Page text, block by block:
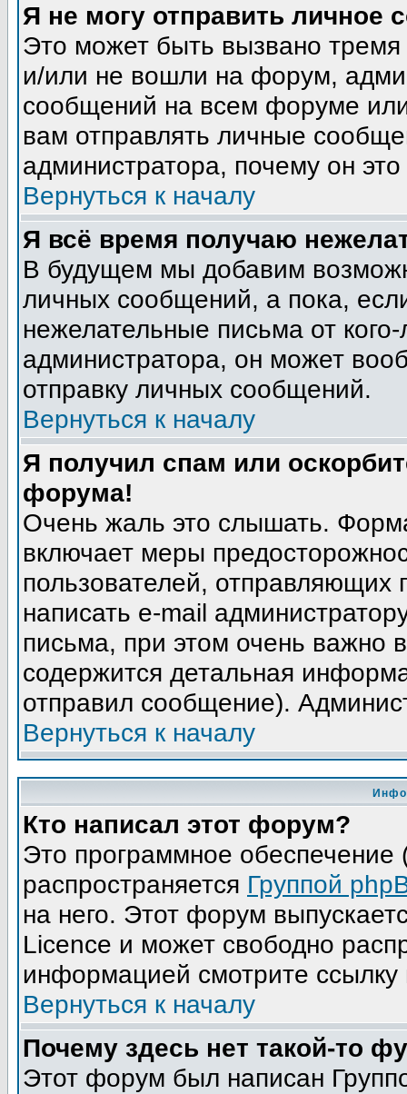
Я не могу отправить личное
Это может быть вызвано
и/или не вошли на форум,
сообщений на всем форуме
вам отправлять личные
администратора, почему он
Вернуться к началу
Я всё время получаю
В будущем мы добавим
личных сообщений, а пока,
нежелательные письма от
администратора, он может
отправку личных сообщений.
Вернуться к началу
Я получил спам или
форума!
Очень жаль это слышать.
включает меры
пользователей,
написать e-mail
письма, при этом очень важно
содержится детальная
отправил сообщение).
Вернуться к началу
Кто написал этот форум?
Это программное
распространяется Группой
на него. Этот форум
Licence и может свободно
информацией смотрите ссылку
Вернуться к началу
Почему здесь нет такой-то
Этот форум был написан